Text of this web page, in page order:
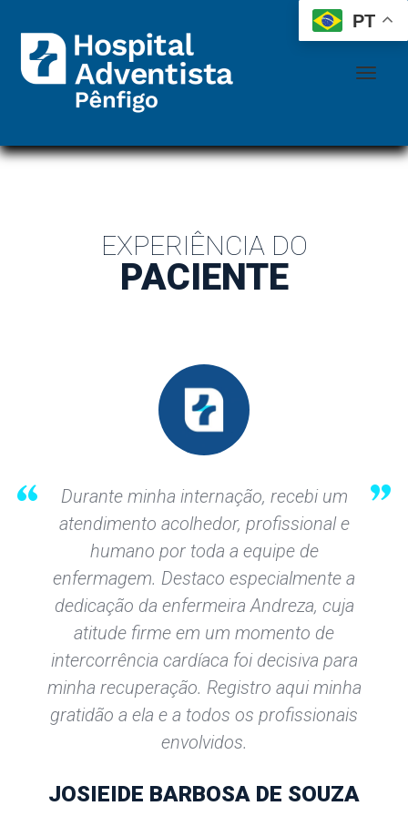
EXPERIÊNCIA DO
PACIENTE
Durante minha internação, recebi um
atendimento acolhedor, profissional e
humano por toda a equipe de
enfermagem. Destaco especialmente a
dedicação da enfermeira Andreza, cuja
atitude firme em um momento de
intercorrência cardíaca foi decisiva para
minha recuperação. Registro aqui minha
gratidão a ela e a todos os profissionais
envolvidos.
JOSIEIDE BARBOSA DE SOUZA
PT